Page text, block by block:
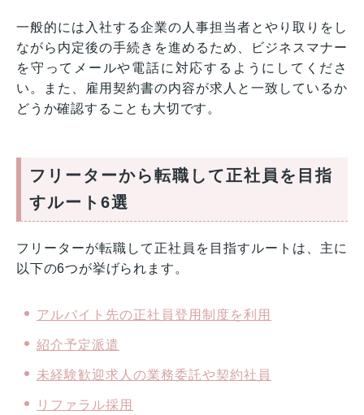
一般的には入社する企業の人事担当者とやり取りをし
ながら内定後の手続きを進めるため、ビジネスマナー
を守ってメールや電話に対応するようにしてくださ
い。また、雇用契約書の内容が求人と一致しているか
どうか確認することも大切です。
フリーターから転職して正社員を目指
すルート6選
フリーターが転職して正社員を目指すルートは、主に
以下の6つが挙げられます。
アルバイト先の正社員登用制度を利用
紹介予定派遣
未経験歓迎求人の業務委託や契約社員
リファラル採用